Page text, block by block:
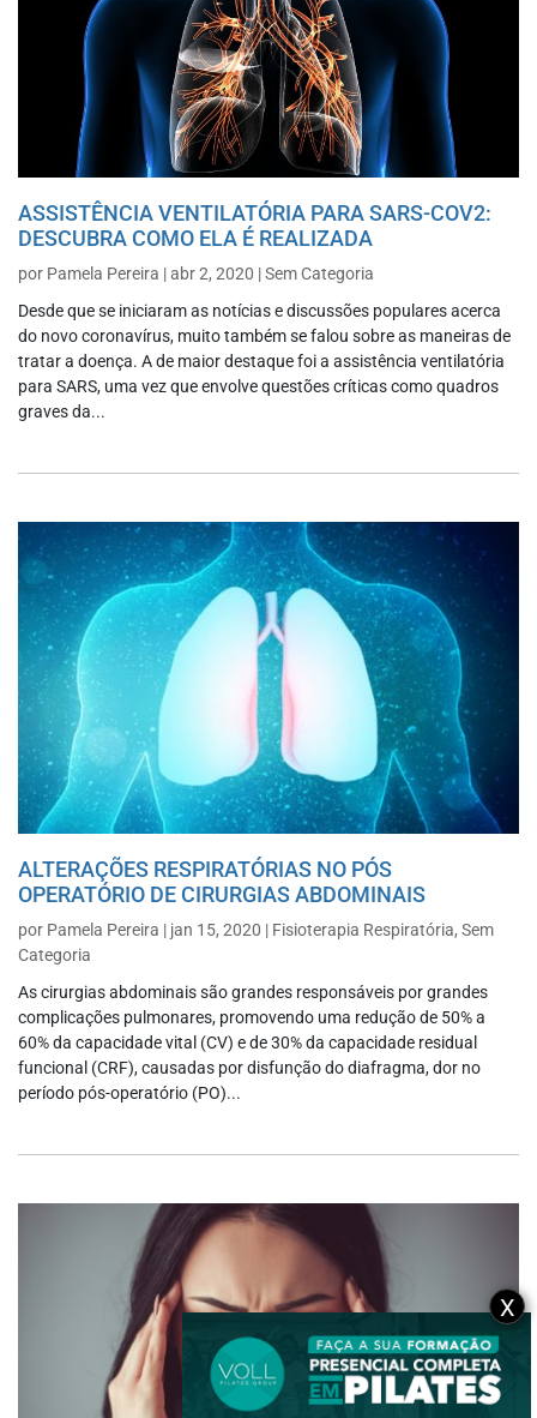
ASSISTÊNCIA VENTILATÓRIA PARA SARS-COV2:
DESCUBRA COMO ELA É REALIZADA
por Pamela Pereira |abr 2, 2020 |Sem Categoria
Desde que se iniciaram as notícias e discussões populares acerca
do novo coronavírus, muito também se falou sobre as maneiras de
tratar a doença. A de maior destaque foi a assistência ventilatória
para SARS, uma vez que envolve questões críticas como quadros
graves da...
ALTERAÇÕES RESPIRATÓRIAS NO PÓS
OPERATÓRIO DE CIRURGIAS ABDOMINAIS
por Pamela Pereira | jan 15, 2020 | Fisioterapia Respiratória, Sem
Categoria
As cirurgias abdominais são grandes responsáveis por grandes
complicações pulmonares, promovendo uma redução de 50% a
60% da capacidade vital (CV) e de 30% da capacidade residual
funcional (CRF), causadas por disfunção do diafragma, dor no
período pós-operatório (PO)...
X